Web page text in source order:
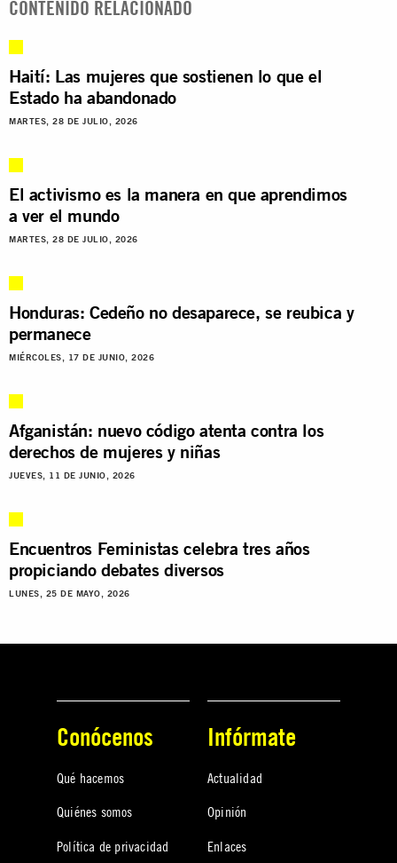
CONTENIDO RELACIONADO
Haití: Las mujeres que sostienen lo que el
Estado ha abandonado
MARTES, 28 DE JULIO, 2026
El activismo es la manera en que aprendimos
a ver el mundo
MARTES, 28 DE JULIO, 2026
Honduras: Cedeño no desaparece, se reubica y
permanece
MIÉRCOLES, 17 DE JUNIO, 2026
Afganistán: nuevo código atenta contra los
derechos de mujeres y niñas
JUEVES, 11 DE JUNIO, 2026
Encuentros Feministas celebra tres años
propiciando debates diversos
LUNES, 25 DE MAYO, 2026
Conócenos
Qué hacemos
Quiénes somos
Política de privacidad
Infórmate
Actualidad
Opinión
Enlaces